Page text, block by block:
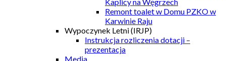
Remont toalet w Domu PZKO w
Karwinie Raju
Wypoczynek Letni (IRJP)
Instrukcja rozliczenia dotacji –
prezentacja
Media